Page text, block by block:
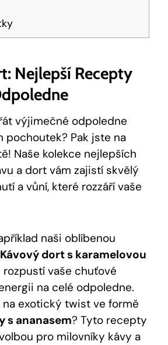
Nejlepší Recepty
výjimečné odpoledne
pochoutek? Pak jste na
Naše kolekce nejlepších
a dort vám zajistí skvělý
a vůní, které rozzáří vaše
naši oblíbenou
Kávový dort s karamelovou
rozpustí vaše chuťové
na celé odpoledne.
na exotický twist ve formě
s ananasem? Tyto recepty
pro milovníky kávy a